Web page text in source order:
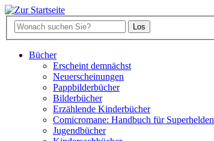
Bücher
Erscheint demnächst
Neuerscheinungen
Pappbilderbücher
Bilderbücher
Erzählende Kinderbücher
Comicromane: Handbuch für Superhelden
Jugendbücher